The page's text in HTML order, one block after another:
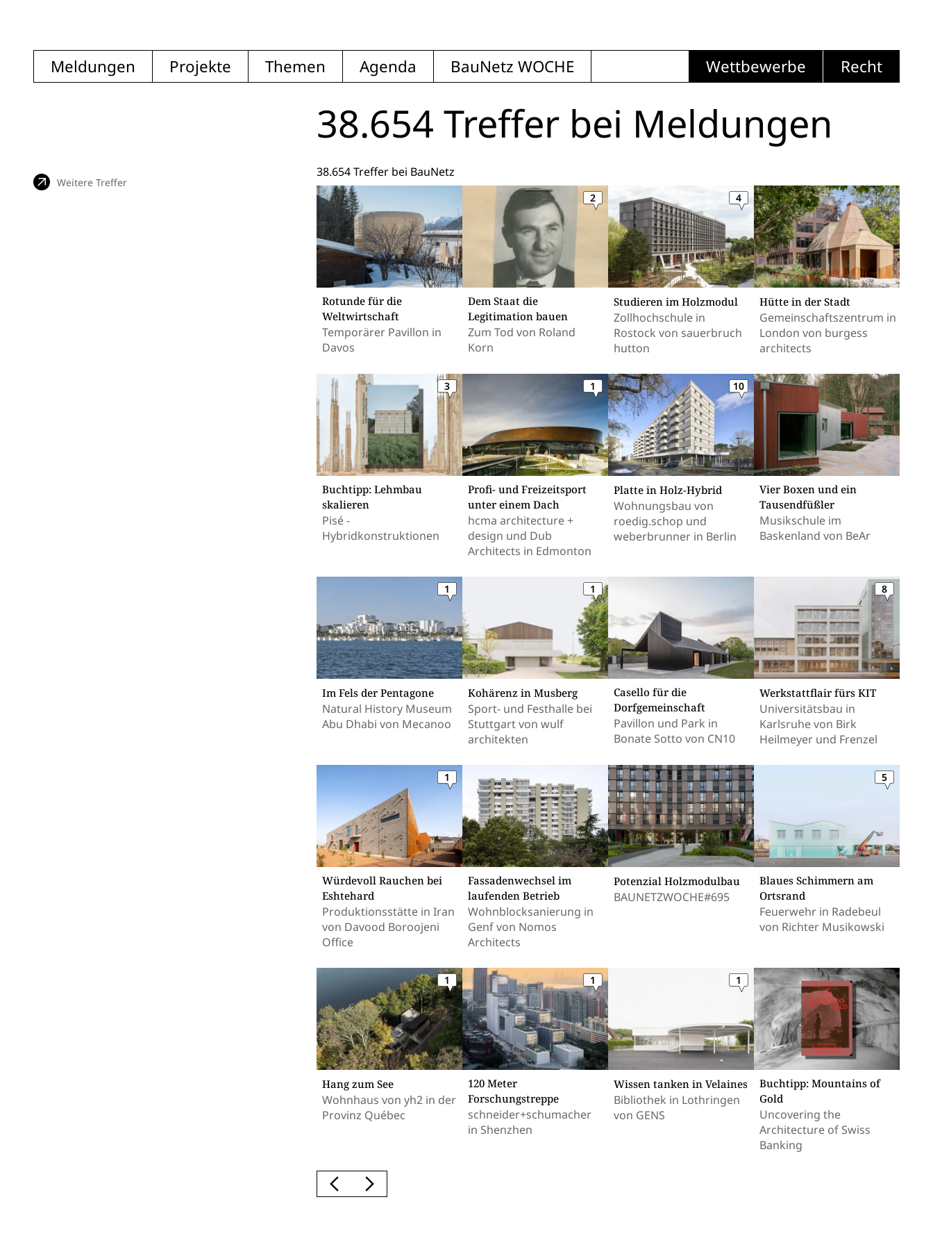
Meldungen Projekte Themen Agenda BauNetz WOCHE Wettbewerbe Recht
38.654 Treffer bei Meldungen
Weitere Treffer
38.654 Treffer bei BauNetz
Rotunde für die
Weltwirtschaft
Temporärer Pavillon in
Davos
Dem Staat die
Legitimation bauen
Zum Tod von Roland
Korn
2
Studieren im Holzmodul
Zollhochschule in
Rostock von sauerbruch
hutton
4
Hütte in der Stadt
Gemeinschaftszentrum in
London von burgess
architects
Buchtipp: Lehmbau
skalieren
Pisé -
Hybridkonstruktionen
3
Profi- und Freizeitsport
unter einem Dach
hcma architecture +
design und Dub
Architects in Edmonton
1
Platte in Holz-Hybrid
Wohnungsbau von
roedig.schop und
weberbrunner in Berlin
10
Vier Boxen und ein
Tausendfüßler
Musikschule im
Baskenland von BeAr
Im Fels der Pentagone
Natural History Museum
Abu Dhabi von Mecanoo
1
Kohärenz in Musberg
Sport- und Festhalle bei
Stuttgart von wulf
architekten
1
Casello für die
Dorfgemeinschaft
Pavillon und Park in
Bonate Sotto von CN10
Werkstattflair fürs KIT
Universitätsbau in
Karlsruhe von Birk
Heilmeyer und Frenzel
8
Würdevoll Rauchen bei
Eshtehard
Produktionsstätte in Iran
von Davood Boroojeni
Office
1
Fassadenwechsel im
laufenden Betrieb
Wohnblocksanierung in
Genf von Nomos
Architects
Potenzial Holzmodulbau
BAUNETZWOCHE#695
Blaues Schimmern am
Ortsrand
Feuerwehr in Radebeul
von Richter Musikowski
5
Hang zum See
Wohnhaus von yh2 in der
Provinz Québec
1
120 Meter
Forschungstreppe
schneider+schumacher
in Shenzhen
1
Wissen tanken in Velaines
Bibliothek in Lothringen
von GENS
1
Buchtipp: Mountains of
Gold
Uncovering the
Architecture of Swiss
Banking